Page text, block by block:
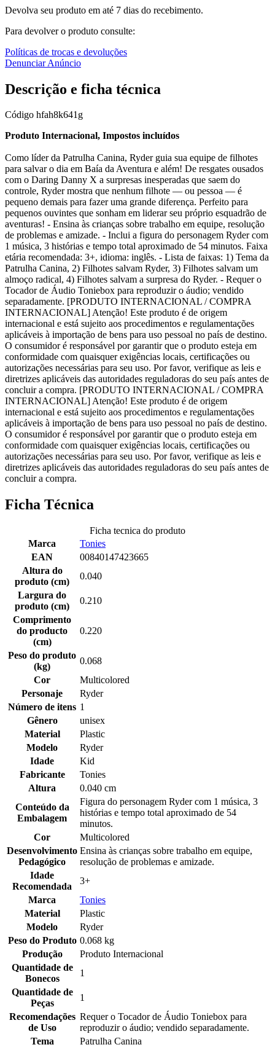
Devolva seu produto em até 7 dias do recebimento.
Para devolver o produto consulte:
Políticas de trocas e devoluções
Denunciar Anúncio
Descrição e ficha técnica
Código hfah8k641g
Produto Internacional, Impostos incluídos
Como líder da Patrulha Canina, Ryder guia sua equipe de filhotes
para salvar o dia em Baía da Aventura e além! De resgates ousados
com o Daring Danny X a surpresas inesperadas que saem do
controle, Ryder mostra que nenhum filhote — ou pessoa — é
pequeno demais para fazer uma grande diferença. Perfeito para
pequenos ouvintes que sonham em liderar seu próprio esquadrão de
aventuras! - Ensina às crianças sobre trabalho em equipe, resolução
de problemas e amizade. - Inclui a figura do personagem Ryder com
1 música, 3 histórias e tempo total aproximado de 54 minutos. Faixa
etária recomendada: 3+, idioma: inglês. - Lista de faixas: 1) Tema da
Patrulha Canina, 2) Filhotes salvam Ryder, 3) Filhotes salvam um
almoço radical, 4) Filhotes salvam a surpresa do Ryder. - Requer o
Tocador de Áudio Toniebox para reproduzir o áudio; vendido
separadamente. [PRODUTO INTERNACIONAL / COMPRA
INTERNACIONAL] Atenção! Este produto é de origem
internacional e está sujeito aos procedimentos e regulamentações
aplicáveis à importação de bens para uso pessoal no país de destino.
O consumidor é responsável por garantir que o produto esteja em
conformidade com quaisquer exigências locais, certificações ou
autorizações necessárias para seu uso. Por favor, verifique as leis e
diretrizes aplicáveis das autoridades reguladoras do seu país antes de
concluir a compra. [PRODUTO INTERNACIONAL / COMPRA
INTERNACIONAL] Atenção! Este produto é de origem
internacional e está sujeito aos procedimentos e regulamentações
aplicáveis à importação de bens para uso pessoal no país de destino.
O consumidor é responsável por garantir que o produto esteja em
conformidade com quaisquer exigências locais, certificações ou
autorizações necessárias para seu uso. Por favor, verifique as leis e
diretrizes aplicáveis das autoridades reguladoras do seu país antes de
concluir a compra.
Ficha Técnica
Ficha tecnica do produto
Marca
Tonies
EAN
00840147423665
Altura do
produto (cm)
0.040
Largura do
produto (cm)
0.210
Comprimento
do producto
(cm)
0.220
Peso do produto
(kg)
0.068
Cor
Multicolored
Personaje
Ryder
Número de itens 1
Gênero
unisex
Material
Plastic
Modelo
Ryder
Idade
Kid
Fabricante
Tonies
Altura
0.040 cm
Conteúdo da
Embalagem
Figura do personagem Ryder com 1 música, 3
histórias e tempo total aproximado de 54
minutos.
Cor
Multicolored
Desenvolvimento
Pedagógico
Ensina às crianças sobre trabalho em equipe,
resolução de problemas e amizade.
Idade
Recomendada
3+
Marca
Tonies
Material
Plastic
Modelo
Ryder
Peso do Produto 0.068 kg
Produção
Produto Internacional
Quantidade de
Bonecos
1
Quantidade de
Peças
1
Recomendações
de Uso
Requer o Tocador de Áudio Toniebox para
reproduzir o áudio; vendido separadamente.
Tema
Patrulha Canina